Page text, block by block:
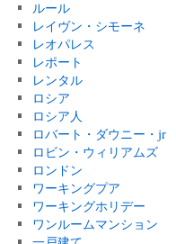
ルール
レイヴン・シモーネ
レオパレス
レポート
レンタル
ロシア
ロシア人
ロバート・ダウニー・jr
ロビン・ウィリアムズ
ロンドン
ワーキングプア
ワーキングホリデー
ワンルームマンション